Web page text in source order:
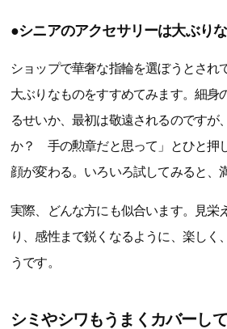
●シニアのアクセサリーは大ぶり
ショップで華奢な指輪を選ぼうとされ
大ぶりなものをすすめてみます。細身
るせいか、最初は敬遠されるのですが
か？ 手の勲章だと思って」とひと押
顔が変わる。いろいろ試してみると、
実際、どんな方にも似合います。見栄
り、感性まで鋭くなるように、楽しく
うです。
シミやシワもうまくカバーし